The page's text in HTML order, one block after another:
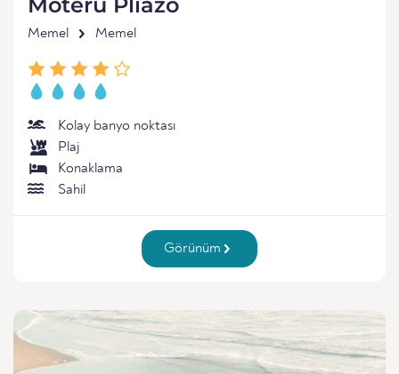
Memel Memel
Kolay banyo noktası
Plaj
Konaklama
Sahil
Görünüm